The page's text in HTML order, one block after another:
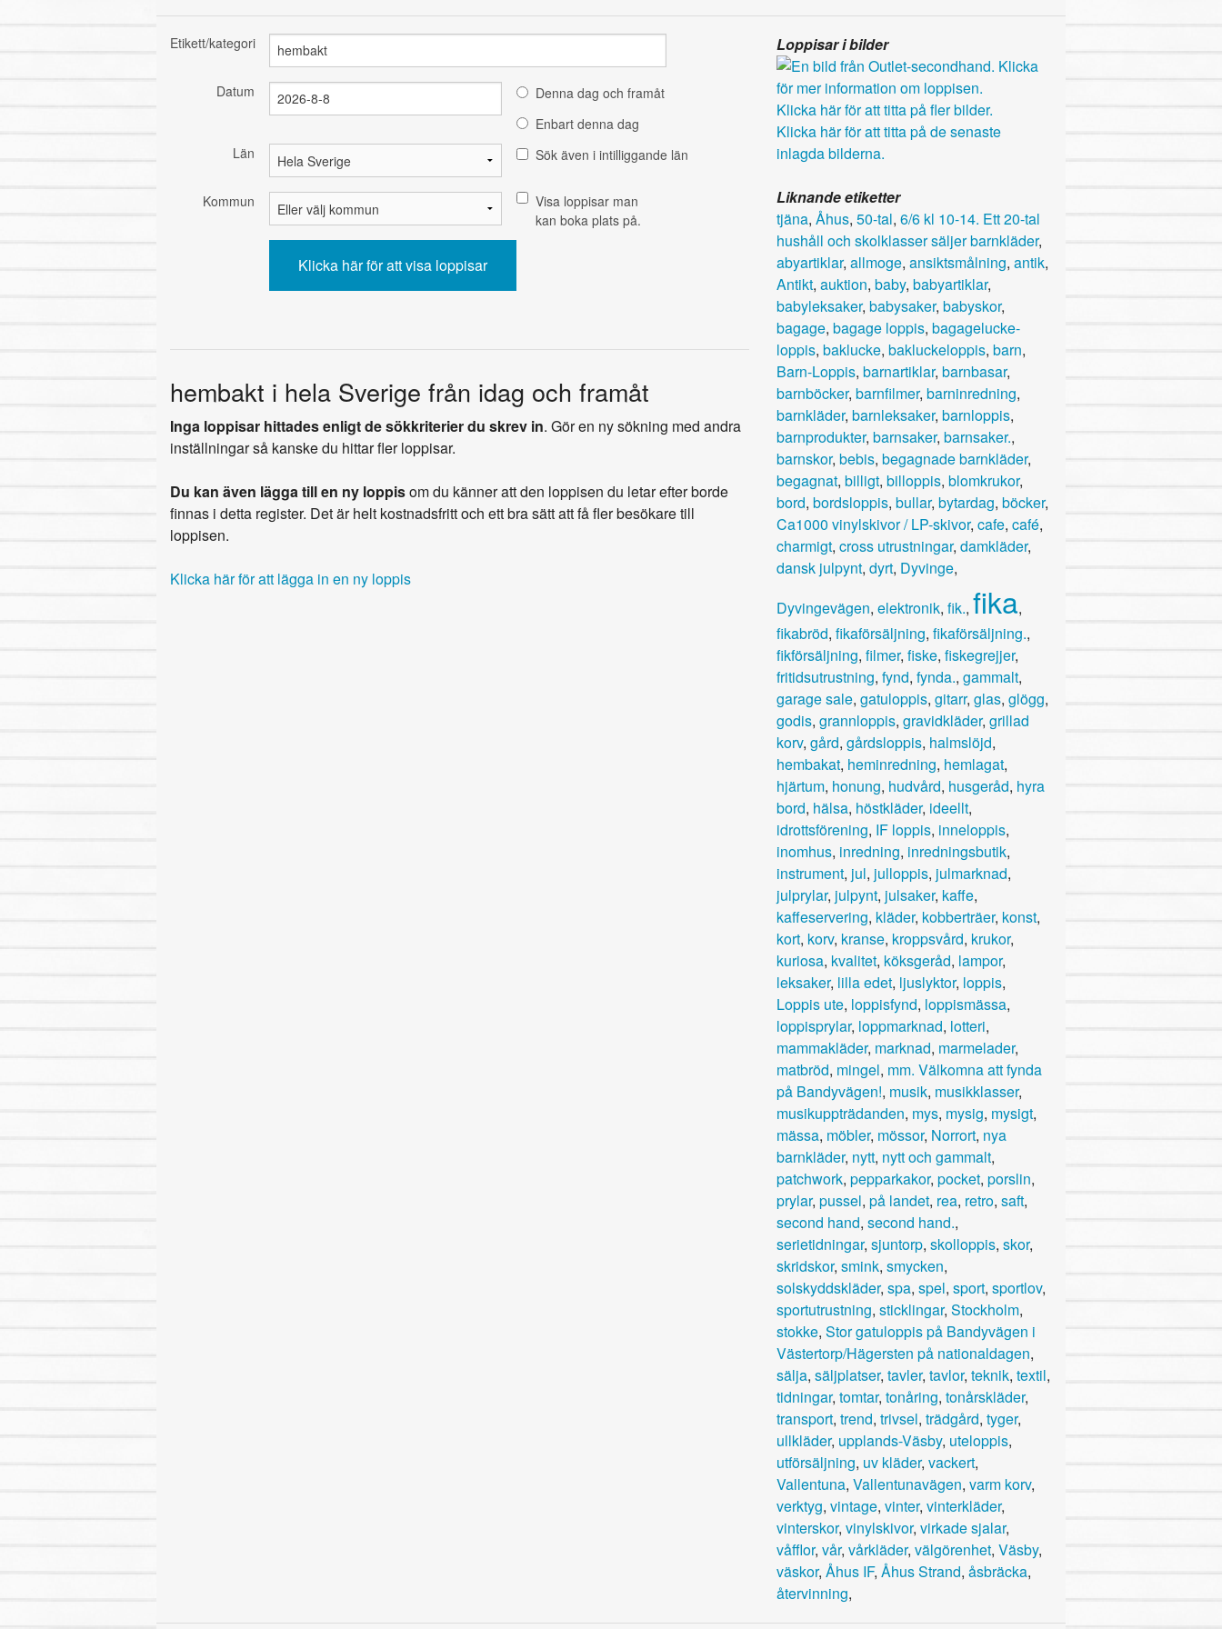
Etikett/kategori
Datum
Denna dag och framåt
Enbart denna dag
Län
Sök även i intilliggande län
Kommun
Visa loppisar man
kan boka plats på.
hembakt i hela Sverige från idag och framåt
Inga loppisar hittades enligt de sökkriterier du skrev in. Gör en ny sökning med andra
inställningar så kanske du hittar fler loppisar.
Du kan även lägga till en ny loppisom du känner att den loppisen du letar efter borde
finnas i detta register. Det är helt kostnadsfritt och ett bra sätt att få fler besökare till
loppisen.
Klicka här för att lägga in en ny loppis
Loppisar i bilder
Klicka här för att titta på fler bilder.
Klicka här för att titta på de senaste
inlagda bilderna.
Liknande etiketter
tjäna, Åhus, 50-tal, 6/6 kl 10-14. Ett 20-tal
hushåll och skolklasser säljer barnkläder,
abyartiklar, allmoge, ansiktsmålning, antik,
Antikt, auktion, baby, babyartiklar,
babyleksaker, babysaker, babyskor,
bagage, bagage loppis, bagagelucke-
loppis, baklucke, bakluckeloppis, barn,
Barn-Loppis, barnartiklar, barnbasar,
barnböcker, barnfilmer, barninredning,
barnkläder, barnleksaker, barnloppis,
barnprodukter, barnsaker, barnsaker.,
barnskor, bebis, begagnade barnkläder,
begagnat, billigt, billoppis, blomkrukor,
bord, bordsloppis, bullar, bytardag, böcker,
Ca1000 vinylskivor / LP-skivor, cafe, café,
charmigt, cross utrustningar, damkläder,
dansk julpynt, dyrt, Dyvinge,
Dyvingevägen, elektronik, fik., fika,
fikabröd, fikaförsäljning, fikaförsäljning.,
fikförsäljning, filmer, fiske, fiskegrejjer,
fritidsutrustning, fynd, fynda., gammalt,
garage sale, gatuloppis, gitarr, glas, glögg,
godis, grannloppis, gravidkläder, grillad
korv, gård, gårdsloppis, halmslöjd,
hembakat, heminredning, hemlagat,
hjärtum, honung, hudvård, husgeråd, hyra
bord, hälsa, höstkläder, ideellt,
idrottsförening, IF loppis, inneloppis,
inomhus, inredning, inredningsbutik,
instrument, jul, julloppis, julmarknad,
julprylar, julpynt, julsaker, kaffe,
kaffeservering, kläder, kobberträer, konst,
kort, korv, kranse, kroppsvård, krukor,
kuriosa, kvalitet, köksgeråd, lampor,
leksaker, lilla edet, ljuslyktor, loppis,
Loppis ute, loppisfynd, loppismässa,
loppisprylar, loppmarknad, lotteri,
mammakläder, marknad, marmelader,
matbröd, mingel, mm. Välkomna att fynda
på Bandyvägen!, musik, musikklasser,
musikuppträdanden, mys, mysig, mysigt,
mässa, möbler, mössor, Norrort, nya
barnkläder, nytt, nytt och gammalt,
patchwork, pepparkakor, pocket, porslin,
prylar, pussel, på landet, rea, retro, saft,
second hand, second hand.,
serietidningar, sjuntorp, skolloppis, skor,
skridskor, smink, smycken,
solskyddskläder, spa, spel, sport, sportlov,
sportutrustning, sticklingar, Stockholm,
stokke, Stor gatuloppis på Bandyvägen i
Västertorp/Hägersten på nationaldagen,
sälja, säljplatser, tavler, tavlor, teknik, textil,
tidningar, tomtar, tonåring, tonårskläder,
transport, trend, trivsel, trädgård, tyger,
ullkläder, upplands-Väsby, uteloppis,
utförsäljning, uv kläder, vackert,
Vallentuna, Vallentunavägen, varm korv,
verktyg, vintage, vinter, vinterkläder,
vinterskor, vinylskivor, virkade sjalar,
våfflor, vår, vårkläder, välgörenhet, Väsby,
väskor, Åhus IF, Åhus Strand, åsbräcka,
återvinning,